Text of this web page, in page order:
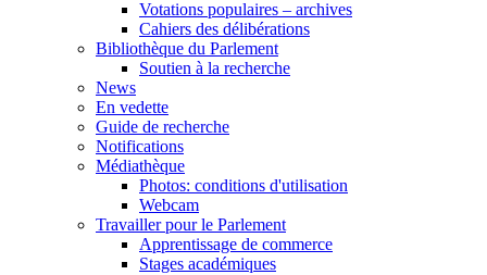
Votations populaires – archives
Cahiers des délibérations
Bibliothèque du Parlement
Soutien à la recherche
News
En vedette
Guide de recherche
Notifications
Médiathèque
Photos: conditions d'utilisation
Webcam
Travailler pour le Parlement
Apprentissage de commerce
Stages académiques